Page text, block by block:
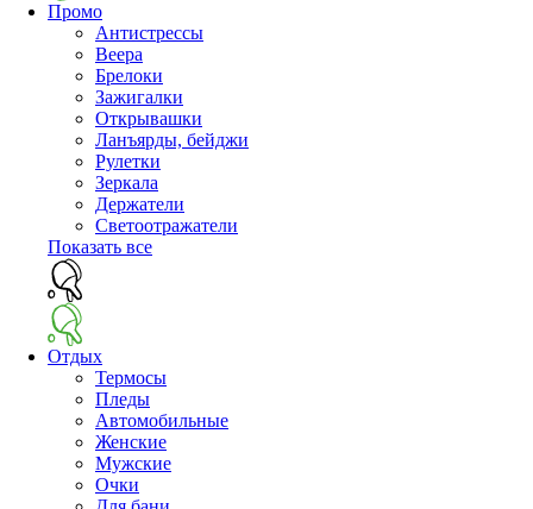
Промо
Антистрессы
Веера
Брелоки
Зажигалки
Открывашки
Ланъярды, бейджи
Рулетки
Зеркала
Держатели
Светоотражатели
Показать все
Отдых
Термосы
Пледы
Автомобильные
Женские
Мужские
Очки